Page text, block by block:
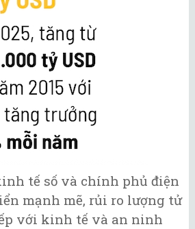
tế số và chính phủ điện
mạnh mẽ, rủi ro lượng tử
với kinh tế và an ninh